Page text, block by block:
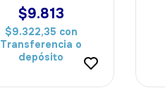
$9.813
$9.322,35 con
Transferencia o
depósito